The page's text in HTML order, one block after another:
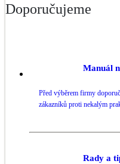
Žaluzie,
Kamna /
Doplňkové
Vnitřní i
Doporučujeme
Manuál
Před výběrem firmy
zákazníků proti nekalým
Rady a